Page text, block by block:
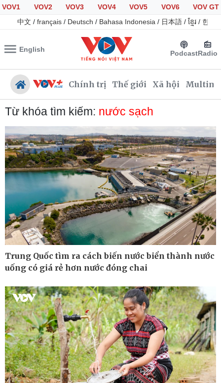
VOV1 VOV2 VOV3 VOV4 VOV5 VOV6
VOV GT
中文 / français / Deutsch / Bahasa Indonesia / 日本語 / ខ្មែរ / 한국
English PodcastRadio
Chính trị Thế giới Xã hội
Chính trị
Đảng
Tổ chức nhân sự
Quốc hội
Nhận diện sự thật
Xã hội
Tin 24h
Giáo dục
Dự báo thời tiết
Dấu ấn VOV
Việc làm
Biển đảo
Từ khóa tìm kiếm: nước sạch
Trung Quốc tìm ra cách biến nước biển thành nước
uống có giá rẻ hơn nước đóng chai